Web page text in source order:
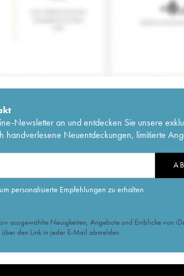
Newsletter an und entdecken Sie unsere
handverlesene Neuentdeckungen, limitierte
personalisierte Empfehlungen zu erhalten
ausgewählte Neuigkeiten, Angebote und Einblicke von
den Link in jeder E-Mail abmelden.